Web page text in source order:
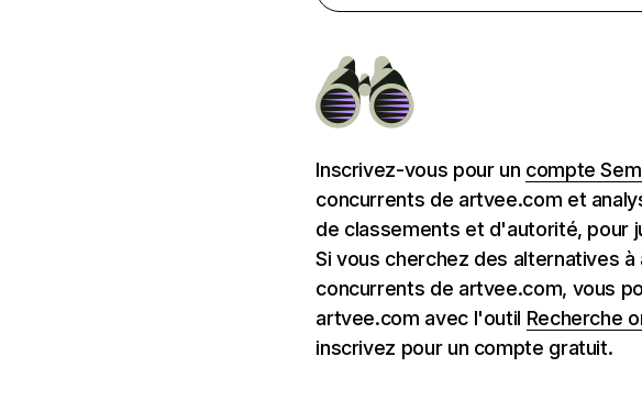
Inscrivez-vous pour un compte
concurrents de artvee.com et
de classements et d'autorité, pour
Si vous cherchez des alternatives
concurrents de artvee.com, vous
artvee.com avec l'outil Recherche
inscrivez pour un compte gratuit.